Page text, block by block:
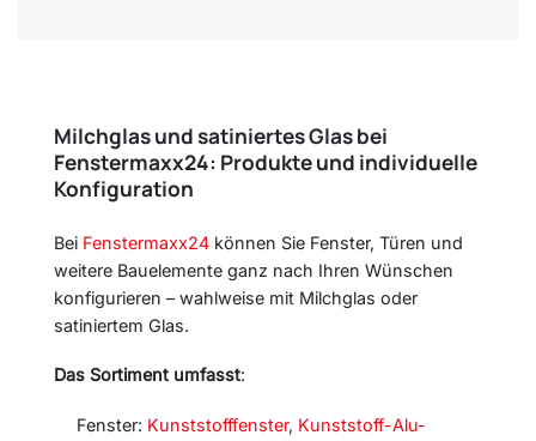
Milchglas und satiniertes Glas bei
Fenstermaxx24: Produkte und individuelle
Konfiguration
Bei Fenstermaxx24 können Sie Fenster, Türen und
weitere Bauelemente ganz nach Ihren Wünschen
konfigurieren – wahlweise mit Milchglas oder
satiniertem Glas.
Das Sortiment umfasst:
Fenster: Kunststofffenster, Kunststoff-Alu-